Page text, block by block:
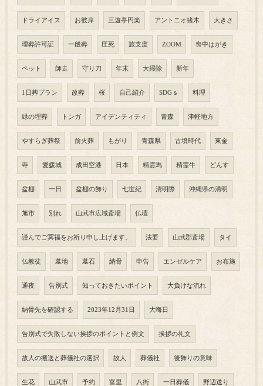
ドライアイス お彼岸 三遊亭円楽 アントニオ猪木 大きさ
埋葬許可証 一般葬 圧死 旅支度 ZOOM 喪中はがき
ペット 師走 守り刀 年末 大掃除 新年
1日葬プラン 改葬 桜 自己紹介 SDGｓ 料理
緑の埋葬 トンガ アイデンティティ 青森 津軽地方
やすらぎ葬祭 前火葬 もがり 青森県 古墳時代 東金
寺 愛媛城 成田空港 日本 精霊馬 精霊牛 どんす
盆棚 一日 盆棚の飾り 七世紀 清明際 沖縄県の清明
旭市 別れ 山武市広域斎場 仏壇
謹んでご冥福をお祈り申し上げます。 法要 山武郡斎場 タイ
仏教徒 墓地 墓石 納骨 申告 エンゼルケア お布施
通夜 告別式 知っておきたいポイント 大負けな流れ
納骨先を確認する 2023年12月31日 大晦日
告別式で失敗しない挨拶のポイントと例文 挨拶の礼文
故人の搬送と葬儀社の選択 故人 葬儀社 後飾りの意味
生花 山武市 予約 富里 八街 一日葬儀 野辺送り